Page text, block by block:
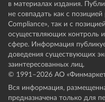
в материалах издания.
не совпадать как с
Compliance», так и с
осуществляющих контроль
сфере. Информация
доведения существующих
заинтересованных лиц.
© 1991–2026 АО
Вся информация,
предназначена только для